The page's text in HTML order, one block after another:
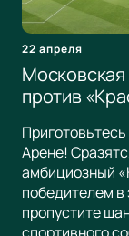
22 апреля
Московская
против
Арене!
амбициозный
победителем
пропустите